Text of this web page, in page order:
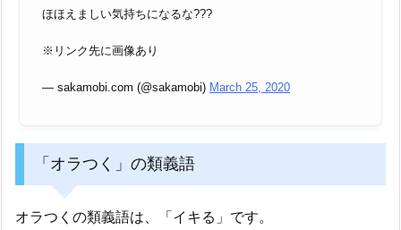
ほほえましい気持ちになるな???
※リンク先に画像あり
— sakamobi.com (@sakamobi) March 25, 2020
「オラつく」の類義語
オラつくの類義語は、「イキる」です。